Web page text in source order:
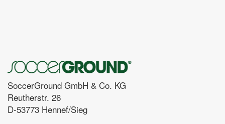
SoccerGround GmbH & Co. KG
Reutherstr. 26
D-53773 Hennef/Sieg